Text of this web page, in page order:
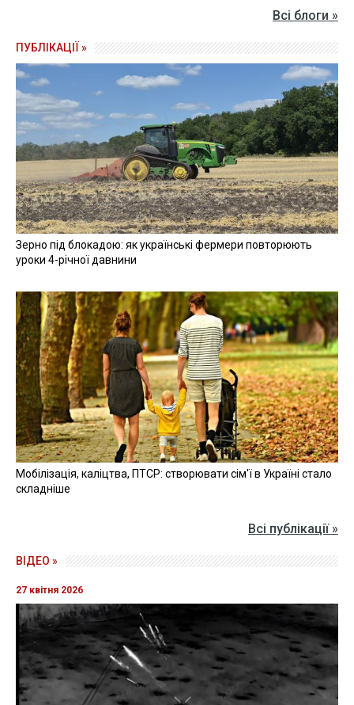
Всі блоги »
ПУБЛІКАЦІЇ »
Зерно під блокадою: як українські фермери повторюють
уроки 4-річної давнини
Мобілізація, каліцтва, ПТСР: створювати сім'ї в Україні стало
складніше
Всі публікації »
ВІДЕО »
27 квітня 2026